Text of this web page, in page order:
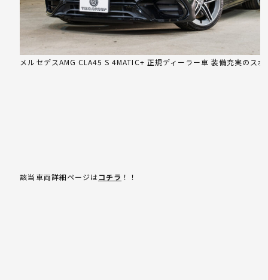
メルセデスAMG CLA45 S 4MATIC+ 正規ディーラー車 装備充実のス
該当車両詳細ページはコチラ ！！